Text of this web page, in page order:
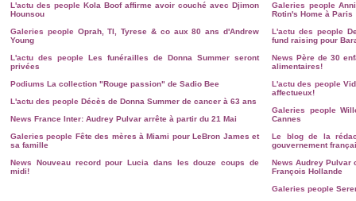
L'actu des people Kola Boof affirme avoir couché avec Djimon
Hounsou
Galeries people Oprah, TI, Tyrese & co aux 80 ans d'Andrew
Young
L'actu des people Les funérailles de Donna Summer seront
privées
Podiums La collection "Rouge passion" de Sadio Bee
L'actu des people Décès de Donna Summer de cancer à 63 ans
News France Inter: Audrey Pulvar arrête à partir du 21 Mai
Galeries people Fête des mères à Miami pour LeBron James et
sa famille
News
Nouveau record pour Lucia dans les douze coups de
midi!
Galeries people
Rotin's Home à Paris
L'actu des people
fund raising pour
News Père de 30
alimentaires!
L'actu des people
affectueux!
Galeries people
Cannes
Le blog de la
gouvernement
News Audrey Pulvar
François Hollande
Galeries people